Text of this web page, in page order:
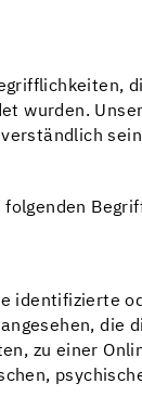
wurden.
identifizierte
zu einer